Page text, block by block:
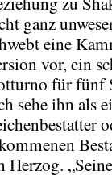
ganz
eine
vor, ein
für fünf
sehe ihn als
Herzog.